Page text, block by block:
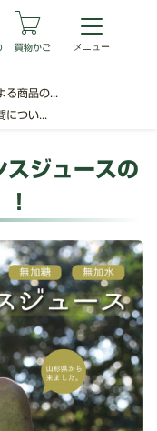
商品の...
つい...
買物かご
スジュースの